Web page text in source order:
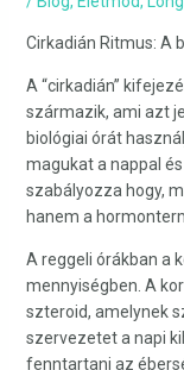
Cirkadián Ritmus: A
A “cirkadián”
származik, ami azt
biológiai órát
magukat a nappal
szabályozza hogy,
hanem a
A reggeli órákban a
mennyiségben. A
szteroid, amelynek
szervezetet a napi
fenntartani az